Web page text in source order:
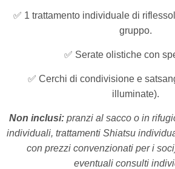
✅ 1 trattamento individuale di
gruppo.
✅ Serate olistiche con
✅ Cerchi di condivisione e
illuminate).
Non inclusi:pranzi al sacco o in
individuali, trattamenti Shiatsu
con prezzi convenzionati per i
eventuali consulti